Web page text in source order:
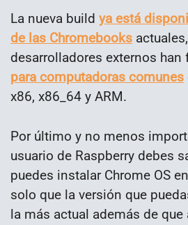
La nueva build ya está
de las Chromebooks
desarrolladores externos han
para computadoras comunes
x86, x86_64 y ARM.
Por último y no menos
usuario de Raspberry debes
puedes instalar Chrome OS
solo que la versión que
la más actual además de que